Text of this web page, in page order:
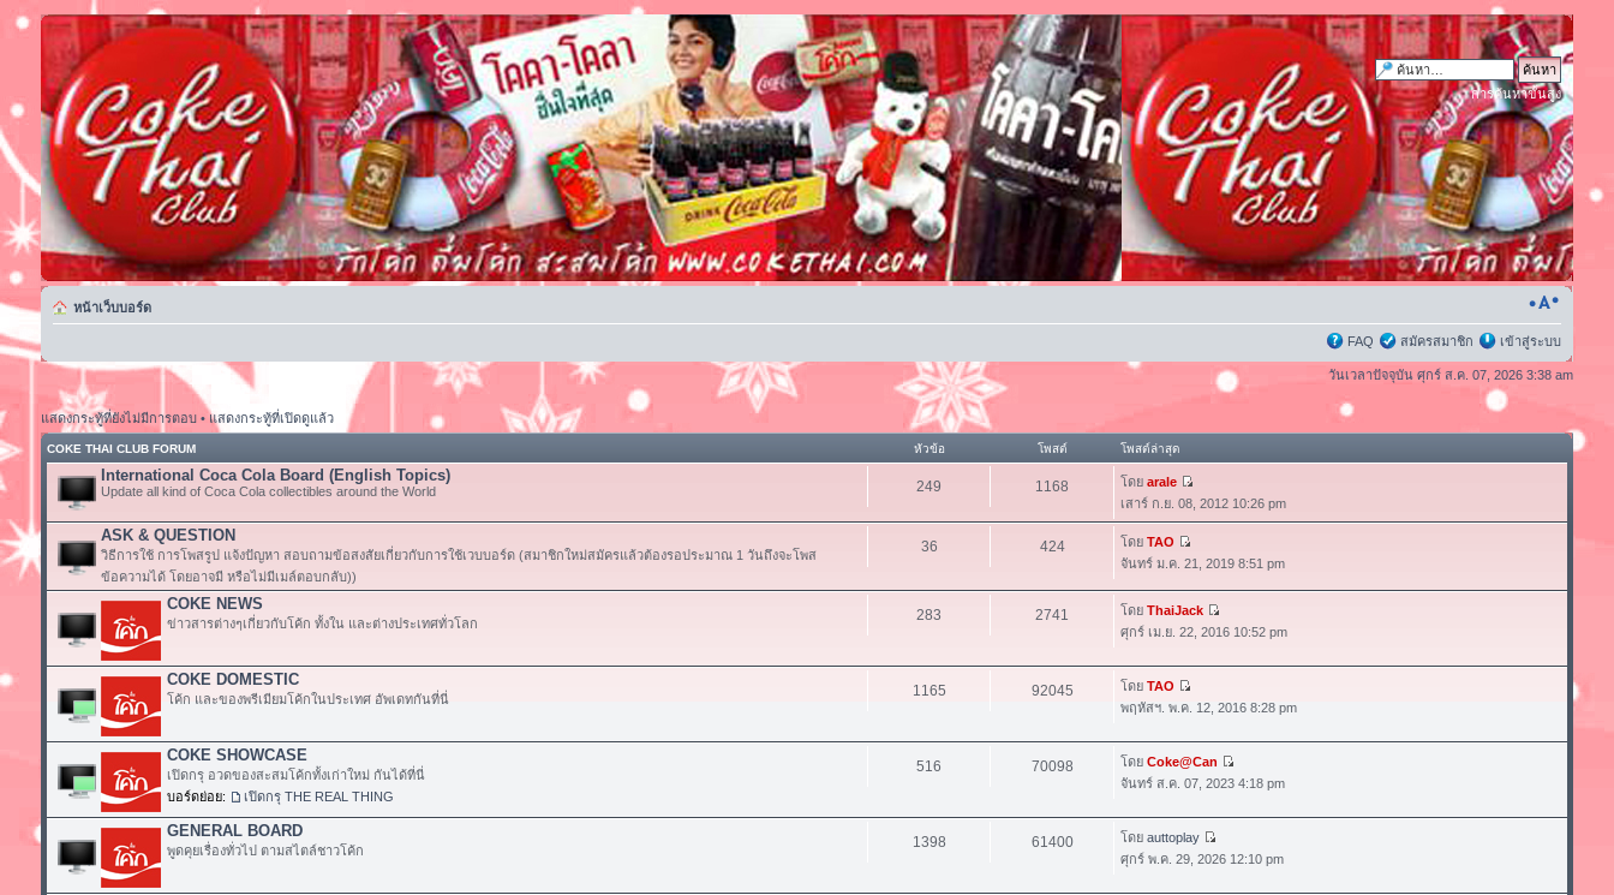
การค้นหาขั้นสูง
หน้าเว็บบอร์ด
FAQ สมัครสมาชิก เข้าสู่ระบบ
วันเวลาปัจจุบัน ศุกร์ ส.ค. 07, 2026 3:38 am
แสดงกระทู้ที่ยังไม่มีการตอบ• แสดงกระทู้ที่เปิดดูแล้ว
COKE THAI CLUB FORUM หัวข้อ โพสต์ โพสต์ล่าสุด
International Coca Cola Board (English Topics)
Update all kind of Coca Cola collectibles around the World 249 1168 โดย arale
เสาร์ ก.ย. 08, 2012 10:26 pm
ASK & QUESTION
วิธีการใช้ การโพสรูป แจ้งปัญหา สอบถามข้อสงสัยเกี่ยวกับการใช้เวบบอร์ด (สมาชิกใหม่สมัครแล้วต้องรอประมาณ 1 วันถึงจะโพส
ข้อความได้ โดยอาจมี หรือไม่มีเมล์ตอบกลับ))
36 424 โดย TAO
จันทร์ ม.ค. 21, 2019 8:51 pm
COKE NEWS
ข่าวสารต่างๆเกี่ยวกับโค้ก ทั้งใน และต่างประเทศทั่วโลก 283 2741 โดย ThaiJack
ศุกร์ เม.ย. 22, 2016 10:52 pm
COKE DOMESTIC
โค้ก และของพรีเมียมโค้กในประเทศ อัพเดทกันที่นี่ 1165 92045 โดย TAO
พฤหัสฯ. พ.ค. 12, 2016 8:28 pm
COKE SHOWCASE
เปิดกรุ อวดของสะสมโค้กทั้งเก่าใหม่ กันได้ที่นี่
บอร์ดย่อย:
เปิดกรุ THE REAL THING
516 70098 โดย Coke@Can
จันทร์ ส.ค. 07, 2023 4:18 pm
GENERAL BOARD
พูดคุยเรื่องทั่วไป ตามสไตล์ชาวโค้ก 1398 61400 โดย auttoplay
ศุกร์ พ.ค. 29, 2026 12:10 pm